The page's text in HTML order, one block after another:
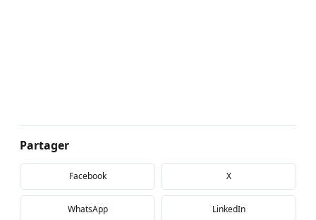
Partager
Facebook X
WhatsApp LinkedIn